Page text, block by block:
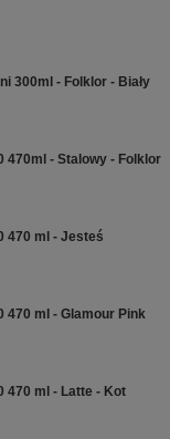
300ml - Folklor - Biały
470ml - Stalowy - Folklor
470 ml - Jesteś
470 ml - Glamour Pink
470 ml - Latte - Kot